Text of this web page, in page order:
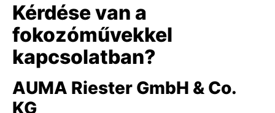
Kérdése van a
fokozóművekkel
kapcsolatban?
AUMA Riester GmbH & Co.
KG